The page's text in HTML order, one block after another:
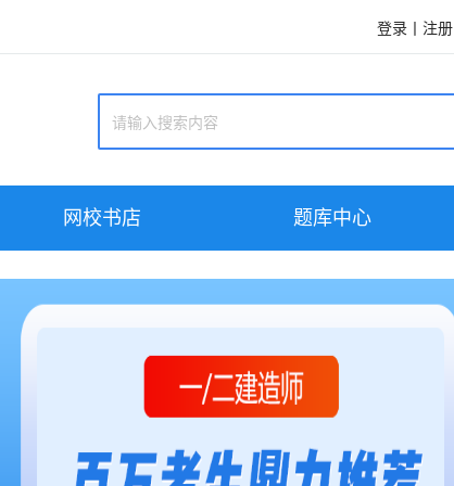
登录 丨 注册
网校书店 题库中心